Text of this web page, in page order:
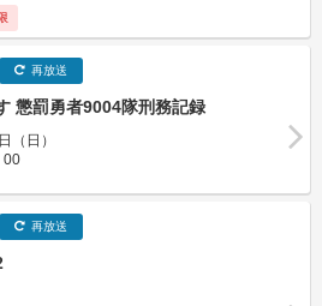
再放送
懲罰勇者9004隊刑務記録
（日）
00
再放送